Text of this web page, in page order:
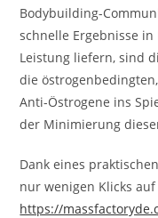
Bodybuilding-
schnelle Ergebnisse
Leistung liefern, sind
die
Anti-Östrogene ins
der Minimierung
Dank eines
nur wenigen Klicks
https://